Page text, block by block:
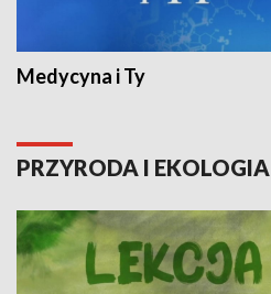
Medycyna i Ty
PRZYRODA I EKOLOGIA